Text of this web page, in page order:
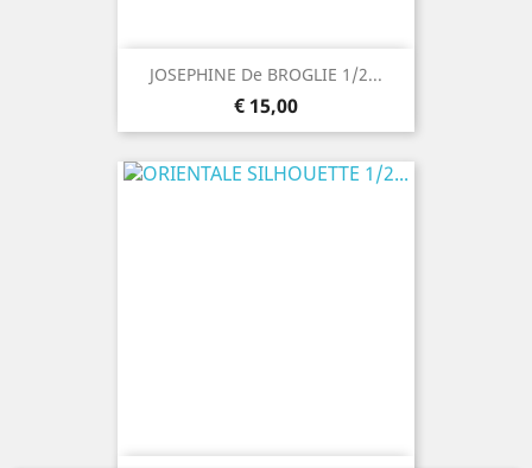
JOSEPHINE De BROGLIE 1/2...
Prijs
€ 15,00